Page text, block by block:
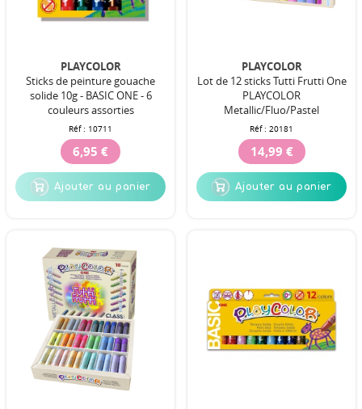
PLAYCOLOR
Sticks de peinture gouache
solide 10g - BASIC ONE - 6
couleurs assorties
Réf : 10711
6,95 €
Ajouter au panier
PLAYCOLOR
Lot de 12 sticks Tutti Frutti One
PLAYCOLOR
Metallic/Fluo/Pastel
Réf : 20181
14,99 €
Ajouter au panier